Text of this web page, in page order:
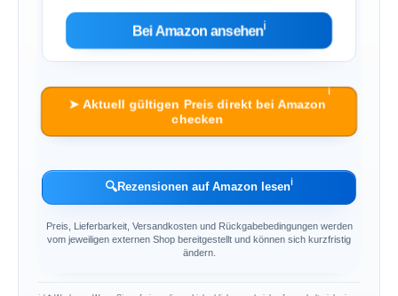
Bei Amazon ansehenℹ︎
➤ Aktuell gültigen Preis direkt bei Amazon
checken
ℹ︎
🔍Rezensionen auf Amazon lesenℹ︎
Preis, Lieferbarkeit, Versandkosten und Rückgabebedingungen werden
vom jeweiligen externen Shop bereitgestellt und können sich kurzfristig
ändern.